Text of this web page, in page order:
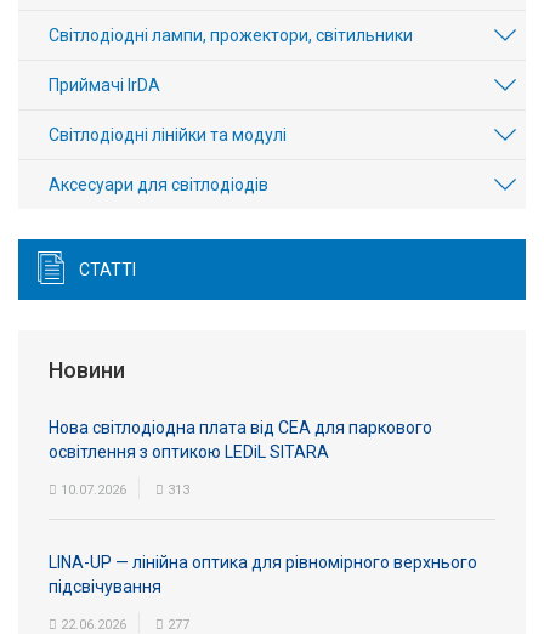
Світлодіодні лампи, прожектори, світильники
Приймачі IrDA
Світлодіодні лінійки та модулі
Аксесуари для світлодіодів
СТАТТІ
Новини
Нова світлодіодна плата від СЕА для паркового
освітлення з оптикою LEDiL SITARA
10.07.2026 313
LINA-UP — лінійна оптика для рівномірного верхнього
підсвічування
22.06.2026 277